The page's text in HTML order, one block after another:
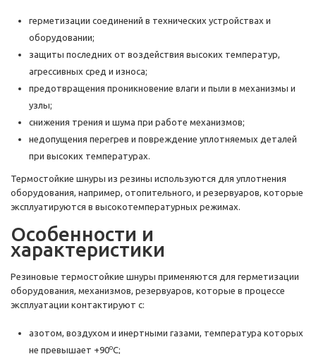
герметизации соединений в технических устройствах и
оборудовании;
защиты последних от воздействия высоких температур,
агрессивных сред и износа;
предотвращения проникновение влаги и пыли в механизмы и
узлы;
снижения трения и шума при работе механизмов;
недопущения перегрев и повреждение уплотняемых деталей
при высоких температурах.
Термостойкие шнуры из резины используются для уплотнения
оборудования, например, отопительного, и резервуаров, которые
эксплуатируются в высокотемпературных режимах.
Особенности и
характеристики
Резиновые термостойкие шнуры применяются для герметизации
оборудования, механизмов, резервуаров, которые в процессе
эксплуатации контактируют с:
азотом, воздухом и инертными газами, температура которых
не превышает +90оС;